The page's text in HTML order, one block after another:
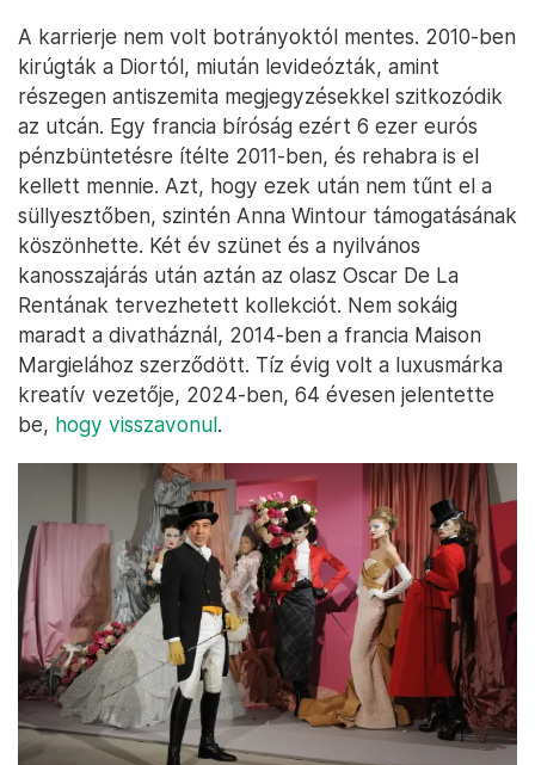
A karrierje nem volt botrányoktól mentes. 2010-ben
kirúgták a Diortól, miután levideózták, amint
részegen antiszemita megjegyzésekkel szitkozódik
az utcán. Egy francia bíróság ezért 6 ezer eurós
pénzbüntetésre ítélte 2011-ben, és rehabra is el
kellett mennie. Azt, hogy ezek után nem tűnt el a
süllyesztőben, szintén Anna Wintour támogatásának
köszönhette. Két év szünet és a nyilvános
kanosszajárás után aztán az olasz Oscar De La
Rentának tervezhetett kollekciót. Nem sokáig
maradt a divatháznál, 2014-ben a francia Maison
Margielához szerződött. Tíz évig volt a luxusmárka
kreatív vezetője, 2024-ben, 64 évesen jelentette
be, hogy visszavonul.